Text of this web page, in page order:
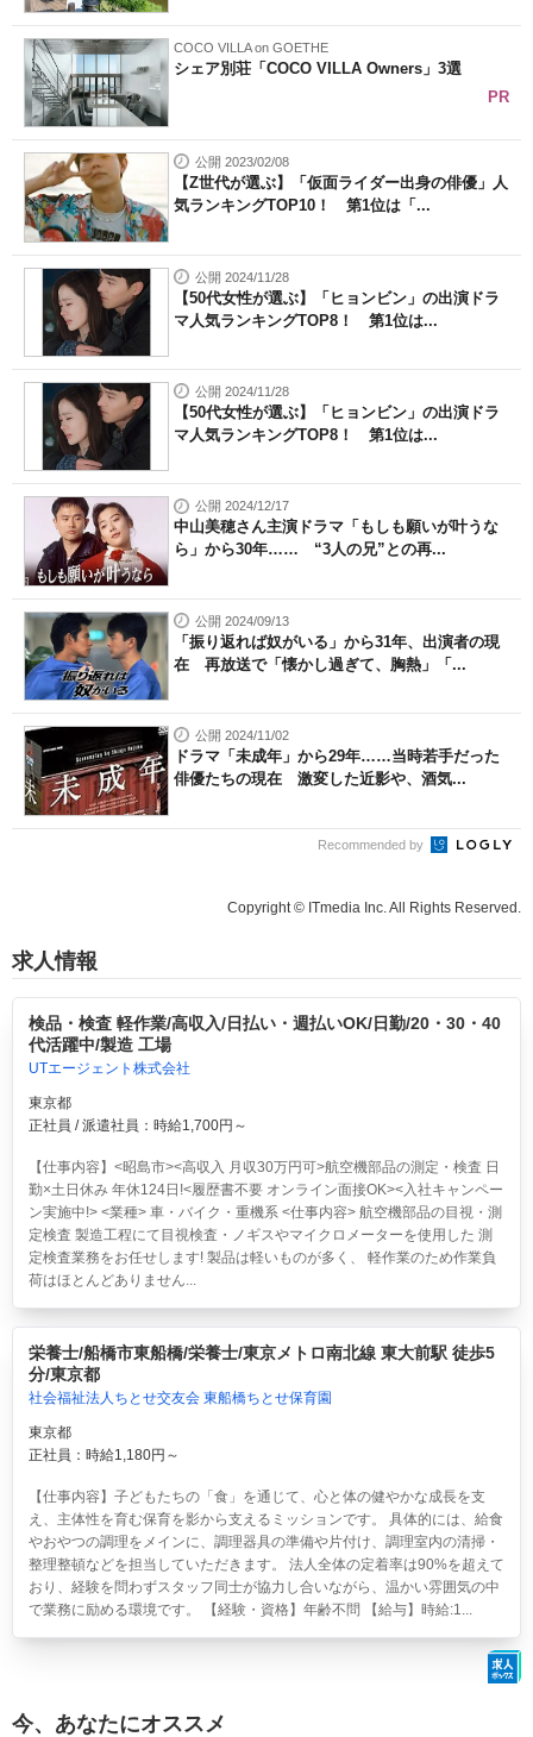
COCO VILLA on GOETHE
シェア別荘「COCO VILLA Owners」3選
PR
公開 2023/02/08
【Z世代が選ぶ】「仮面ライダー出身の俳優」人
気ランキングTOP10！ 第1位は「...
公開 2024/11/28
【50代女性が選ぶ】「ヒョンビン」の出演ドラ
マ人気ランキングTOP8！ 第1位は...
公開 2024/11/28
【50代女性が選ぶ】「ヒョンビン」の出演ドラ
マ人気ランキングTOP8！ 第1位は...
公開 2024/12/17
中山美穂さん主演ドラマ「もしも願いが叶うな
ら」から30年…… “3人の兄”との再...
公開 2024/09/13
「振り返れば奴がいる」から31年、出演者の現
在 再放送で「懐かし過ぎて、胸熱」「...
公開 2024/11/02
ドラマ「未成年」から29年……当時若手だった
俳優たちの現在 激変した近影や、酒気...
Recommended by
Copyright © ITmedia Inc. All Rights Reserved.
求人情報
検品・検査 軽作業/高収入/日払い・週払いOK/日勤/20・30・40
代活躍中/製造 工場
UTエージェント株式会社
東京都
正社員 / 派遣社員：時給1,700円～
【仕事内容】<昭島市><高収入 月収30万円可>航空機部品の測定・検査 日
勤×土日休み 年休124日!<履歴書不要 オンライン面接OK><入社キャンペー
ン実施中!> <業種> 車・バイク・重機系 <仕事内容> 航空機部品の目視・測
定検査 製造工程にて目視検査・ノギスやマイクロメーターを使用した 測
定検査業務をお任せします! 製品は軽いものが多く、 軽作業のため作業負
荷はほとんどありません...
栄養士/船橋市東船橋/栄養士/東京メトロ南北線 東大前駅 徒歩5
分/東京都
社会福祉法人ちとせ交友会 東船橋ちとせ保育園
東京都
正社員：時給1,180円～
【仕事内容】子どもたちの「食」を通じて、心と体の健やかな成長を支
え、主体性を育む保育を影から支えるミッションです。 具体的には、給食
やおやつの調理をメインに、調理器具の準備や片付け、調理室内の清掃・
整理整頓などを担当していただきます。 法人全体の定着率は90%を超えて
おり、経験を問わずスタッフ同士が協力し合いながら、温かい雰囲気の中
で業務に励める環境です。 【経験・資格】年齢不問 【給与】時給:1...
今、あなたにオススメ